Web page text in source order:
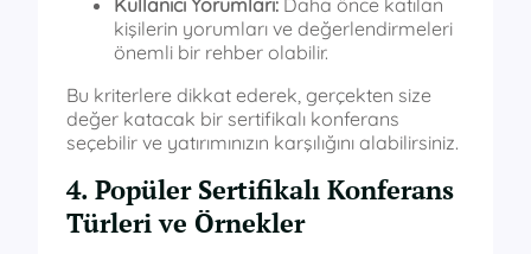
kişilerin yorumları ve değerlendirmeleri
önemli bir rehber olabilir.
Bu kriterlere dikkat ederek, gerçekten size
değer katacak bir sertifikalı konferans
seçebilir ve yatırımınızın karşılığını alabilirsiniz.
4. Popüler Sertifikalı Konferans
Türleri ve Örnekler